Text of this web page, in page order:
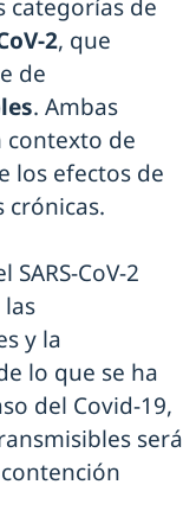
categorías de
2, que
de
. Ambas
contexto de
los efectos de
crónicas.
CoV-2
y la
lo que se ha
del Covid-19,
será